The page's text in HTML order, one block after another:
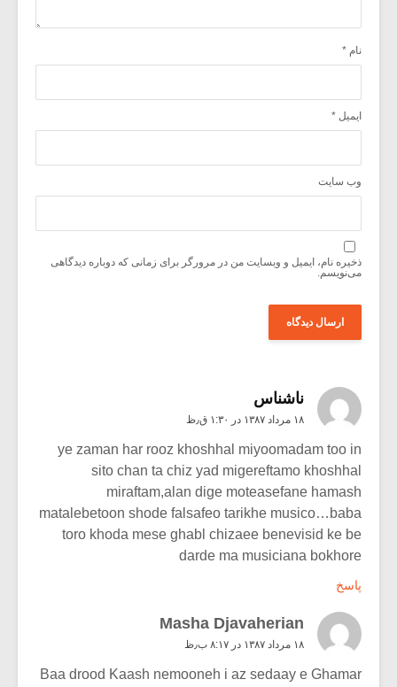
نام *
ایمیل *
وب‌ سایت
ذخیره نام، ایمیل و وبسایت من در مرورگر برای زمانی که دوباره دیدگاهی
می‌نویسم.
ناشناس
۱۸ مرداد ۱۳۸۷ در ۱:۳۰ ق٫ظ
ye zaman har rooz khoshhal miyoomadam too in
sito chan ta chiz yad migereftamo khoshhal
miraftam,alan dige moteasefane hamash
matalebetoon shode falsafeo tarikhe musico…baba
toro khoda mese ghabl chizaee benevisid ke be
darde ma musiciana bokhore
پاسخ
Masha Djavaherian
۱۸ مرداد ۱۳۸۷ در ۸:۱۷ ب٫ظ
Baa drood Kaash nemooneh i az sedaay e Ghamar